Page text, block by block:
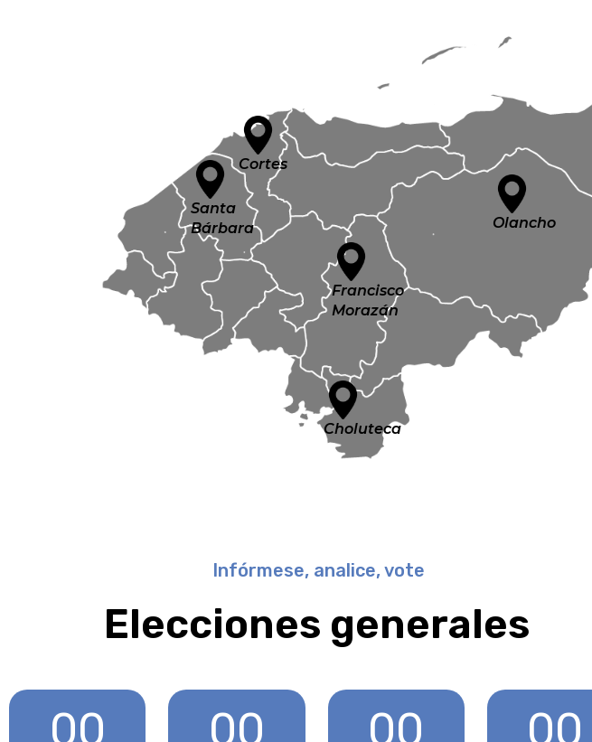
Santa
Bárbara
Francisco
Morazán
Olancho
Choluteca
Cortes
Infórmese, analice, vote
Elecciones generales
00 00 00 00